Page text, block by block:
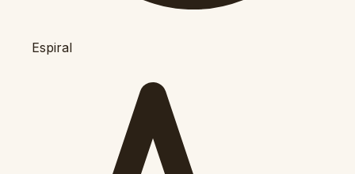
Espiral